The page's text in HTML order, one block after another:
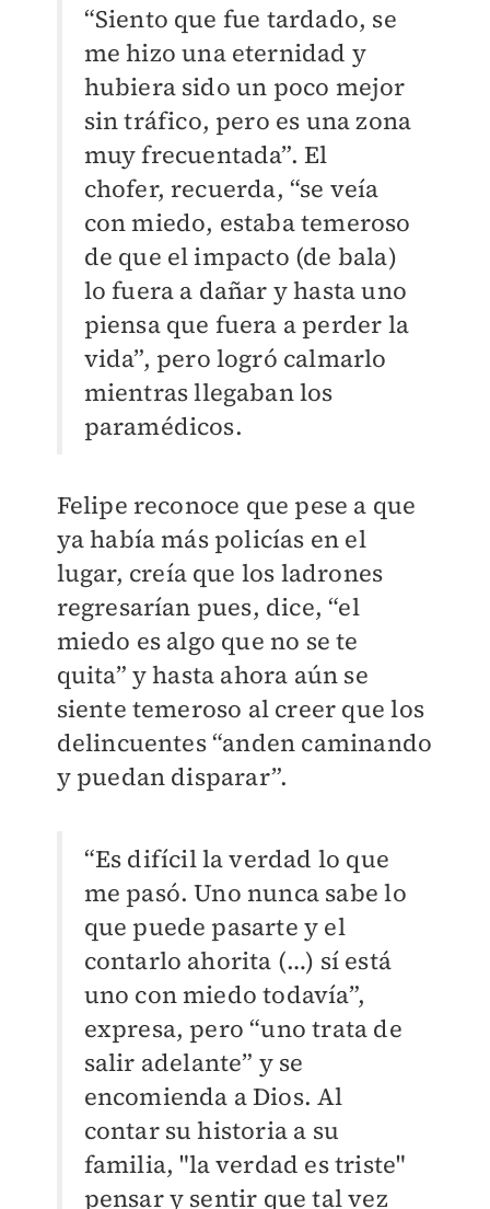
“Siento que fue tardado, se
me hizo una eternidad y
hubiera sido un poco mejor
sin tráfico, pero es una zona
muy frecuentada”. El
chofer, recuerda, “se veía
con miedo, estaba temeroso
de que el impacto (de bala)
lo fuera a dañar y hasta uno
piensa que fuera a perder la
vida”, pero logró calmarlo
mientras llegaban los
paramédicos.
Felipe reconoce que pese a que
ya había más policías en el
lugar, creía que los ladrones
regresarían pues, dice, “el
miedo es algo que no se te
quita” y hasta ahora aún se
siente temeroso al creer que los
delincuentes “anden caminando
y puedan disparar”.
“Es difícil la verdad lo que
me pasó. Uno nunca sabe lo
que puede pasarte y el
contarlo ahorita (…) sí está
uno con miedo todavía”,
expresa, pero “uno trata de
salir adelante” y se
encomienda a Dios. Al
contar su historia a su
familia, "la verdad es triste"
pensar y sentir que tal vez